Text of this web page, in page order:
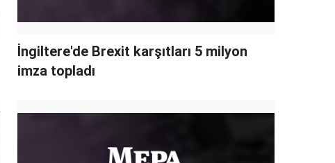
İngiltere'de Brexit karşıtları 5 milyon
imza topladı